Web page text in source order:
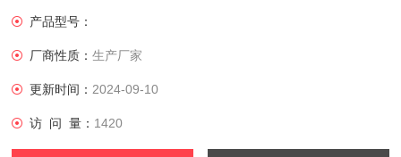
产品型号：
厂商性质：生产厂家
更新时间： 2024-09-10
访 问 量： 1420